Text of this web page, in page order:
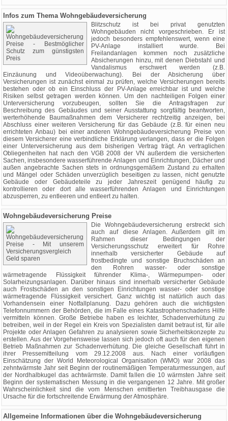
Infos zum Thema Wohngebäudeversicherung
Blitzschutz ist bei privat genutzten
Wohngebäuden nicht vorgeschrieben. Er ist
jedoch besonders empfehlenswert, wenn eine
PV-Anlage installiert wurde. Bei
Freilandanlagen kommen noch zusätzliche
Absicherungen hinzu, mit denen Diebstahl und
Vandalismus erschwert werden (z.B.
Einzäunung und Videoüberwachung). Bei der Absicherung über
Versicherungen ist zunächst einmal zu prüfen, welche Versicherungen bereits
bestehen oder ob ein Einschluss der PV-Anlage erreichbar ist und welche
Risiken selbst getragen werden können. Um den nachteiligen Folgen einer
Unterversicherung vorzubeugen, sollten Sie die Antragsfragen zur
Beschreibung des Gebäudes und seiner Ausstattung sorgfältig beantworten,
werterhöhende Baumaßnahmen dem Versicherer rechtzeitig anzeigen, bei
Abschluss einer weiteren Versicherung für das Gebäude (z.B. für einen neu
errichteten Anbau) bei einer anderen Wohngebäudeversicherung Preise von
diesem Versicherer eine verbindliche Erklärung verlangen, dass er die Folgen
einer Unterversicherung aus dem bisherigen Vertrag trägt. An vertraglichen
Obliegenheiten hat nach den VGB 2008 der VN außerdem die versicherten
Sachen, insbesondere wasserführende Anlagen und Einrichtungen, Dächer und
außen angebrachte Sachen stets in ordnungsgemäßem Zustand zu erhalten
und Mängel oder Schäden unverzüglich beseitigen zu lassen, nicht genutzte
Gebäude oder Gebäudeteile zu jeder Jahreszeit genügend häufig zu
kontrollieren oder dort alle wasserführenden Anlagen und Einrichtungen
abzusperren, zu entleeren und entleert zu halten.
Wohngebäudeversicherung Preise
Die Wohngebäudeversicherung erstreckt sich
auch auf diese Anlagen. Außerdem gilt im
Rahmen dieser Bedingungen der
Versicherungsschutz erweitert für Rohre
innerhalb versicherter Gebäude auf
frostbedingte und sonstige Bruchschäden an
den Rohren wasser- oder sonstige
wärmetragende Flüssigkeit führender Klima-, Wärmepumpen- oder
Solarheizungsanlagen. Darüber hinaus sind innerhalb versicherter Gebäude
auch Frostschäden an den sonstigen Einrichtungen wasser- oder sonstige
wärmetragende Flüssigkeit versichert. Ganz wichtig ist natürlich auch das
Vorhandensein einer Notfallplanung. Dazu gehören auch die wichtigsten
Telefonnummern der Behörden, die im Falle eines Katastrophenschadens Hilfe
vermitteln können. Große Betriebe haben es leichter, Schadenverhütung zu
betreiben, weil in der Regel ein Kreis von Spezialisten damit betraut ist, für alle
Projekte oder Anlagen Gefahren zu analysieren sowie Sicherheitskonzepte zu
erstellen. Aus der Vorgehensweise lassen sich jedoch oft auch für den eigenen
Betrieb Maßnahmen zur Schadenverhütung. Die gleiche Gesellschaft führt in
ihrer Pressemitteilung vom 29.12.2008 aus. Nach einer vorläufigen
Einschätzung der World Meteorological Organisation (WMO) war 2008 das
zehntwärmste Jahr seit Beginn der routinemäßigen Temperaturmessungen, auf
der Nordhalbkugel das achtwärmste. Damit fallen die 10 wärmsten Jahre seit
Beginn der systematischen Messung in die vergangenen 12 Jahre. Mit großer
Wahrscheinlichkeit sind die vom Menschen emittierten Treibhausgase die
Ursache für die fortschreitende Erwärmung der Atmosphäre.
Allgemeine Informationen über die Wohngebäudeversicherung